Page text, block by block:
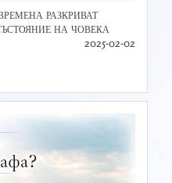
РАЗКРИВАТ
НА ЧОВЕКА
2025-02-02